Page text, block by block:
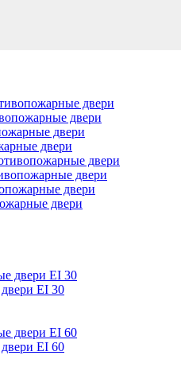
двери
двери
двери
двери
EI 30
EI 60